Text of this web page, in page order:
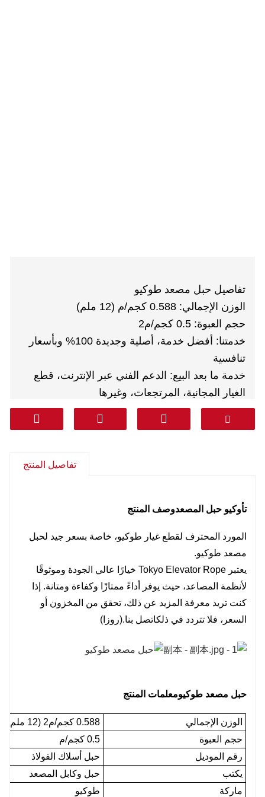
تفاصيل حبل مصعد طوكيو
الوزن الإجمالي: 0.588 كجم/م (12 ملم)
حجم العبوة: 0.5 كجم/م2
خدمتنا: أفضل خدمة، أصلية وجديدة 100% وبأسعار
تنافسية
خدمة ما بعد البيع: الدعم الفني عبر الإنترنت، قطع
الغيار المجانية، المرتجعات، وغيرها
الضمان: 1 سنة
البريد السريع: DHL FEDEX TNT UPS AREMEX
الضرائب): كوريا وجنوب آسيا والشرق الأوسطتفاصيل المنتج
تأوكيو حبل المصعدوصف المنتج
المورد المحترف لقطع غيار طوكيو، خاصة بسعر جيد لحبل
مصعد طوكيو.
يعتبر Tokyo Elevator Rope خيارًا عالي الجودة وموثوقًا
لأنظمة المصاعد، حيث يوفر أداءً ممتازًا وكفاءة ومتانة. إذا
كنت تريد معرفة المزيد عن ذلك، تحقق من المخزون أو
السعر، فلا تتردد في ذلكاتصل بنا.(روزا)
حبل مصعد طوكيومعلمات المنتج
الوزن الإجمالي
0.588 كجم/م2 (12 ملم)
حجم العبوة
0.5 كجم/م
رقم الموديل
حبل أسلاك الفولاذ
يكتب
حبل وكابل المصعد
ماركة
طوكيو